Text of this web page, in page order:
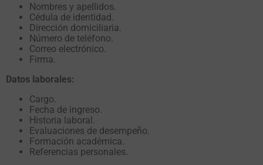
Nombres y apellidos.
Cédula de identidad.
Dirección domiciliaria.
Número de teléfono.
Correo electrónico.
Firma.
Datos laborales:
Cargo.
Fecha de ingreso.
Historia laboral.
Evaluaciones de desempeño.
Formación académica.
Referencias personales.